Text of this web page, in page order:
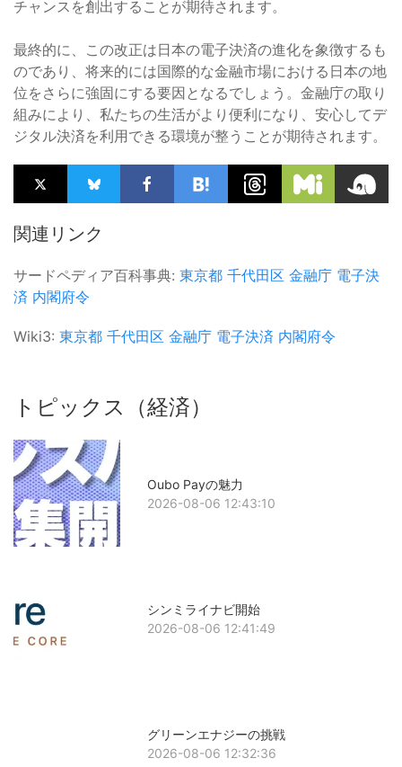
チャンスを創出することが期待されます。
最終的に、この改正は日本の電子決済の進化を象徴するも
のであり、将来的には国際的な金融市場における日本の地
位をさらに強固にする要因となるでしょう。金融庁の取り
組みにより、私たちの生活がより便利になり、安心してデ
ジタル決済を利用できる環境が整うことが期待されます。
関連リンク
サードペディア百科事典: 東京都 千代田区 金融庁 電子決
済 内閣府令
Wiki3: 東京都 千代田区 金融庁 電子決済 内閣府令
トピックス（経済）
Oubo Payの魅力
2026-08-06 12:43:10
シンミライナビ開始
2026-08-06 12:41:49
グリーンエナジーの挑戦
2026-08-06 12:32:36